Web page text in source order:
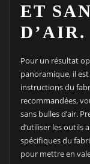
ET
D’AIR.
Pour un résultat
panoramique, il
instructions du
recommandées,
sans bulles d’air.
d’utiliser les outils
spécifiques du
pour mettre en